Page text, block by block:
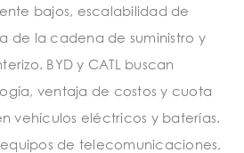
bajos, escalabilidad de
de la cadena de suministro y
BYD y CATL buscan
ventaja de costos y cuota
vehículos eléctricos y baterías.
de telecomunicaciones,